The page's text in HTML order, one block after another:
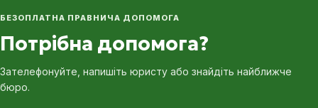
БЕЗОПЛАТНА ПРАВНИЧА ДОПОМОГА
Потрібна допомога?
Зателефонуйте, напишіть юристу або знайдіть найближче
бюро.